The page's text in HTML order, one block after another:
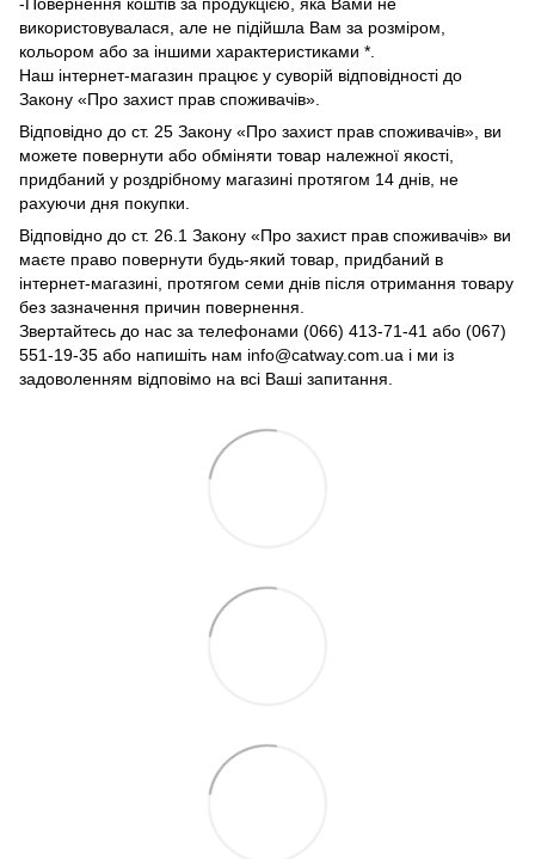
використовувалася, але не підійшла Вам за розміром,
кольором або за іншими характеристиками *.
Наш інтернет-магазин працює у суворій відповідності до
Закону «Про захист прав споживачів».
Відповідно до ст. 25 Закону «Про захист прав споживачів», ви
можете повернути або обміняти товар належної якості,
придбаний у роздрібному магазині протягом 14 днів, не
рахуючи дня покупки.
Відповідно до ст. 26.1 Закону «Про захист прав споживачів» ви
маєте право повернути будь-який товар, придбаний в
інтернет-магазині, протягом семи днів після отримання товару
без зазначення причин повернення.
Звертайтесь до нас за телефонами (066) 413-71-41 або (067)
551-19-35 або напишіть нам info@catway.com.ua і ми із
задоволенням відповімо на всі Ваші запитання.